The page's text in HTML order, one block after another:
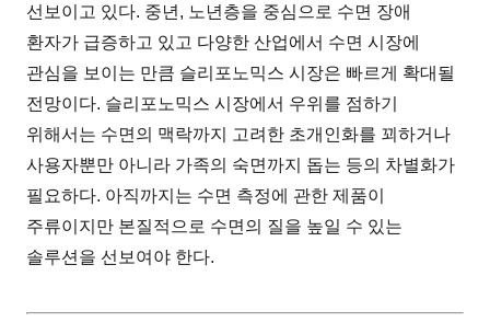
선보이고 있다. 중년, 노년층을 중심으로 수면 장애
환자가 급증하고 있고 다양한 산업에서 수면 시장에
관심을 보이는 만큼 슬리포노믹스 시장은 빠르게 확대될
전망이다. 슬리포노믹스 시장에서 우위를 점하기
위해서는 수면의 맥락까지 고려한 초개인화를 꾀하거나
사용자뿐만 아니라 가족의 숙면까지 돕는 등의 차별화가
필요하다. 아직까지는 수면 측정에 관한 제품이
주류이지만 본질적으로 수면의 질을 높일 수 있는
솔루션을 선보여야 한다.